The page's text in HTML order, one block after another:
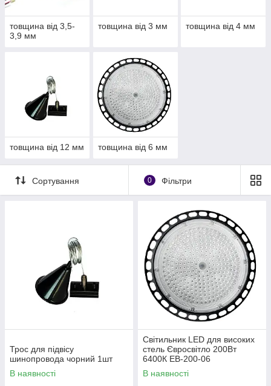
товщина від 3,5-
3,9 мм
товщина від 3 мм товщина від 4 мм
товщина від 12 мм товщина від 6 мм
Сортування 0 Фільтри
Трос для підвісу
шинопровода чорний 1шт
В наявності
Світильник LED для високих
стель Євросвітло 200Вт
6400К EB-200-06
В наявності